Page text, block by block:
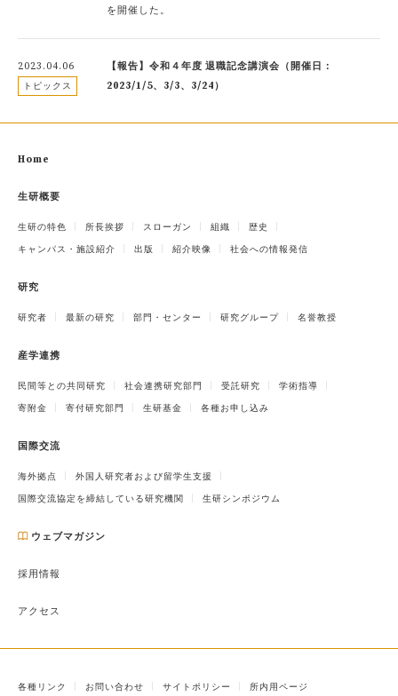
を開催した。
2023.04.06
トピックス
【報告】令和４年度 退職記念講演会（開催日：
2023/1/5、3/3、3/24）
Home
生研概要
生研の特色 所長挨拶 スローガン 組織 歴史
キャンパス・施設紹介 出版 紹介映像 社会への情報発信
研究
研究者 最新の研究 部門・センター 研究グループ 名誉教授
産学連携
民間等との共同研究 社会連携研究部門 受託研究 学術指導
寄附金 寄付研究部門 生研基金 各種お申し込み
国際交流
海外拠点 外国人研究者および留学生支援
国際交流協定を締結している研究機関 生研シンポジウム
ウェブマガジン
採用情報
アクセス
各種リンク お問い合わせ サイトポリシー 所内用ページ